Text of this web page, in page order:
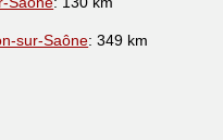
sur-Saône: 349 km